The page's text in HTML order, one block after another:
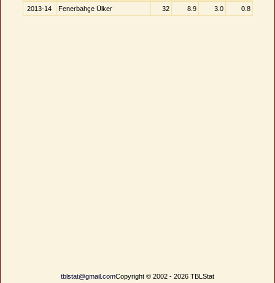
2013-14 Fenerbahçe Ülker 32 8.9 3.0 0.8
tblstat@gmail.comCopyright © 2002 - 2026 TBLStat